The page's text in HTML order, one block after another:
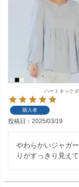
ハートネック
購入者
投稿日 2025/03/19
やわらかいジャガ
りがすっきり見え